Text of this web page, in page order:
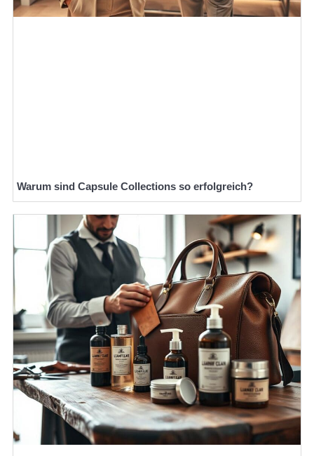
Warum sind Capsule Collections so erfolgreich?